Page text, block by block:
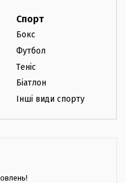
Спорт
Бокс
Футбол
Теніс
Біатлон
Інші види спорту